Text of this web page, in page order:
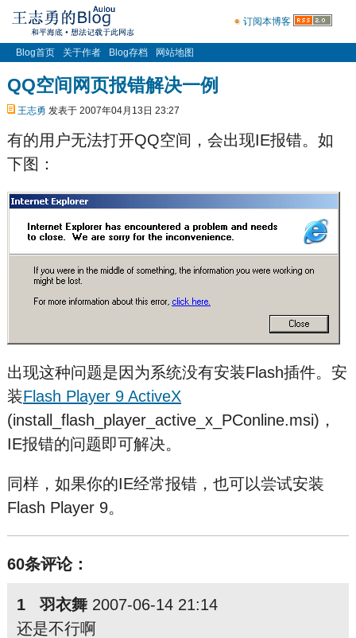
订阅本博客
Blog首页 关于作者 Blog存档 网站地图
QQ空间网页报错解决一例
王志勇 发表于 2007年04月13日 23:27
有的用户无法打开QQ空间，会出现IE报错。如
下图：
出现这种问题是因为系统没有安装Flash插件。安
装Flash Player 9 ActiveX
(install_flash_player_active_x_PConline.msi)，
IE报错的问题即可解决。
同样，如果你的IE经常报错，也可以尝试安装
Flash Player 9。
60条评论：
1 羽衣舞2007-06-14 21:14
还是不行啊